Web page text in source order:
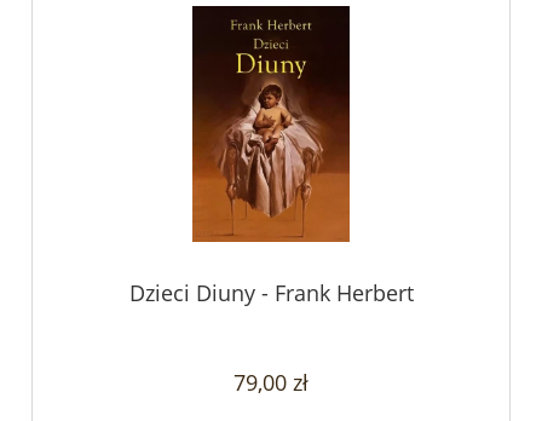
Dzieci Diuny - Frank Herbert
79,00 zł